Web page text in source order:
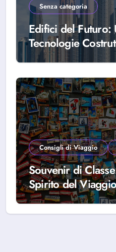
Senza categoria
Edifici del Futuro:
Tecnologie
Consigli di Viaggio
Souvenir di
Spirito del